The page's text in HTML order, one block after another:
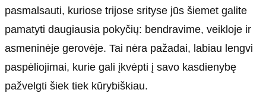
pasmalsauti, kuriose trijose srityse jūs šiemet galite
pamatyti daugiausia pokyčių: bendravime, veikloje ir
asmeninėje gerovėje. Tai nėra pažadai, labiau lengvi
paspėliojimai, kurie gali įkvėpti į savo kasdienybę
pažvelgti šiek tiek kūrybiškiau.